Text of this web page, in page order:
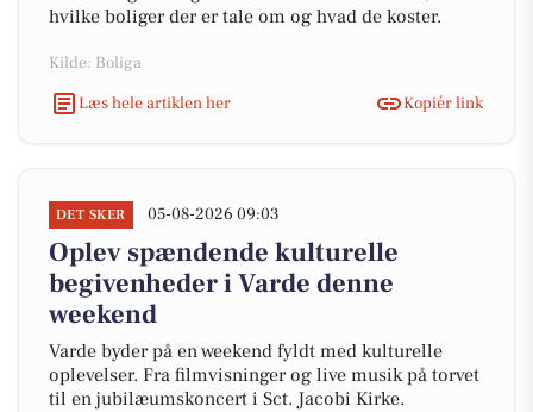
hvilke boliger der er tale om og hvad de koster.
Kilde: Boliga
Læs hele artiklen her
Kopiér link
DET SKER 05-08-2026 09:03
Oplev spændende kulturelle
begivenheder i Varde denne
weekend
Varde byder på en weekend fyldt med kulturelle
oplevelser. Fra filmvisninger og live musik på torvet
til en jubilæumskoncert i Sct. Jacobi Kirke.